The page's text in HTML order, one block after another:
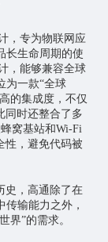
，专为物联网应
长生命周期的使
，能够兼容全球
为一款“全球
的集成度，不仅
同时还整合了多
窝基站和Wi-Fi
性，避免代码被
史，高通除了在
输能力之外，
界”的需求。